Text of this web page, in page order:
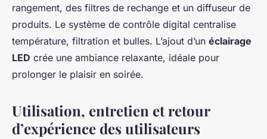
rangement, des filtres de rechange et un diffuseur de
produits. Le système de contrôle digital centralise
température, filtration et bulles. L’ajout d’un éclairage
LED crée une ambiance relaxante, idéale pour
prolonger le plaisir en soirée.
Utilisation, entretien et retour
d’expérience des utilisateurs